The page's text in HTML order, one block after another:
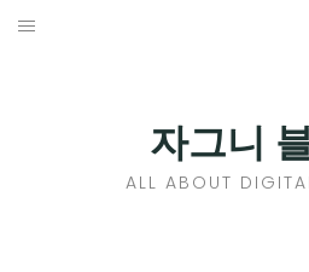
Skip
자그니
ALL ABOUT